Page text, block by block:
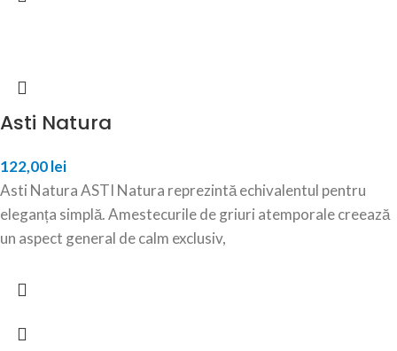
Asti Natura
122,00lei
Asti Natura ASTI Natura reprezintă echivalentul pentru
eleganța simplă. Amestecurile de griuri atemporale creează
un aspect general de calm exclusiv,